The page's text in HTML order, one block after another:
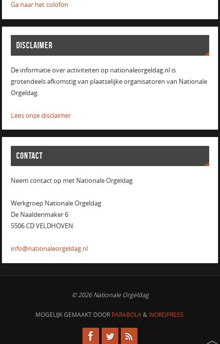
Ga naar het colofon
DISCLAIMER
De informatie over activiteiten op nationaleorgeldag.nl is
grotendeels afkomstig van plaatselijke organisatoren van Nationale
Orgeldag.
Lees onze disclaimer
CONTACT
Neem contact op met Nationale Orgeldag
Werkgroep Nationale Orgeldag
De Naaldenmaker 6
5506 CD VELDHOVEN
info@nationaleorgeldag.nl
© 2026 Nationale Orgeldag
MOGELIJK GEMAAKT DOOR PARABOLA&WORDPRESS.